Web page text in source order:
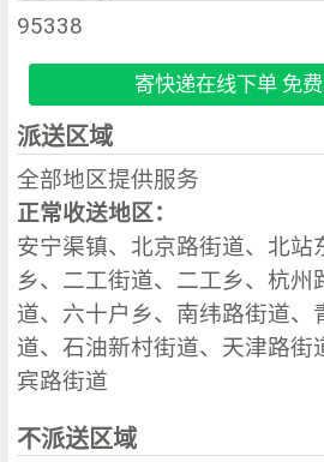
95338
寄快递在线下单 免
派送区域
全部地区提供服务
正常收送地区：
安宁渠镇、北京路街道、北站
乡、二工街道、二工乡、杭州
道、六十户乡、南纬路街道、
道、石油新村街道、天津路街
宾路街道
不派送区域